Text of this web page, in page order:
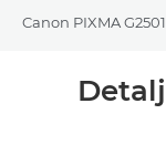
Canon PIXMA G2501
Oversigt